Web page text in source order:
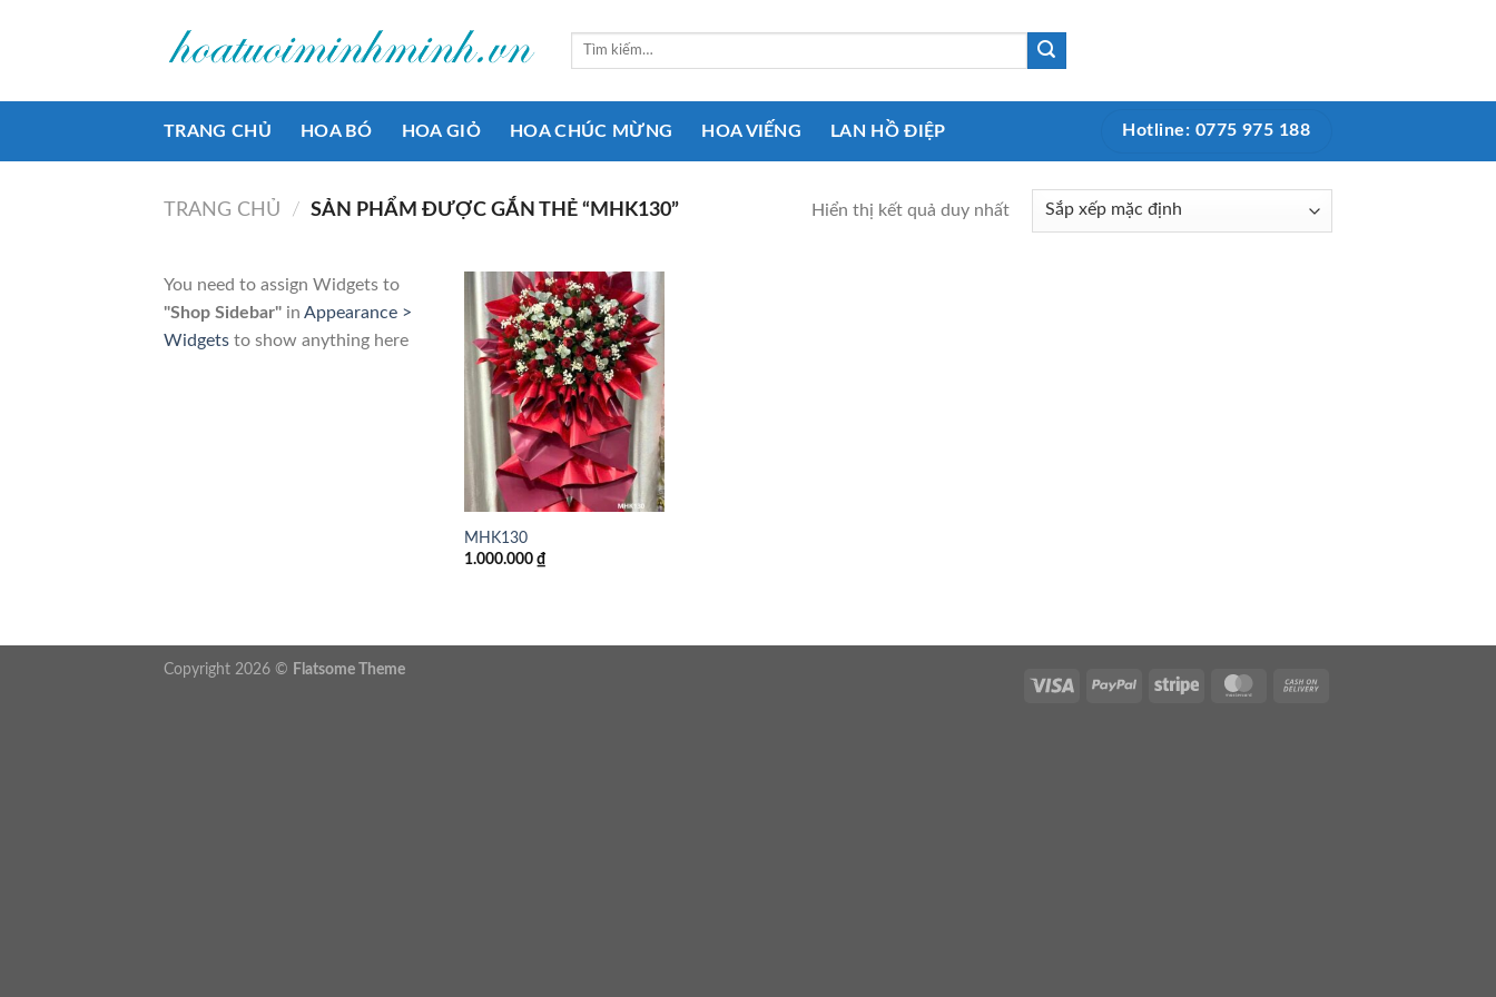
Tìm
TRANG CHỦ HOA BÓ HOA GIỎ HOA CHÚC MỪNG HOA VIẾNG LAN HỒ ĐIỆP Hotline: 0775 975 188
TRANG CHỦ / SẢN PHẨM ĐƯỢC GẮN THẺ “MHK130” Hiển thị kết quả duy nhất
You need to assign Widgets to
"Shop Sidebar" in Appearance >
Widgets to show anything here
Add to
wishlist
MHK130
1.000.000 ₫
Copyright 2026 © Flatsome Theme